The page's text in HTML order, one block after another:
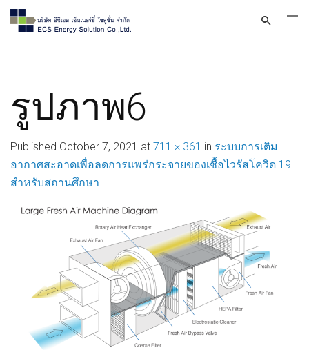
รูปภาพ6
Published October 7, 2021 at 711 × 361 in ระบบการเติม
อากาศสะอาดเพื่อลดการแพร่กระจายของเชื้อไวรัสโควิด 19
สำหรับสถานศึกษา